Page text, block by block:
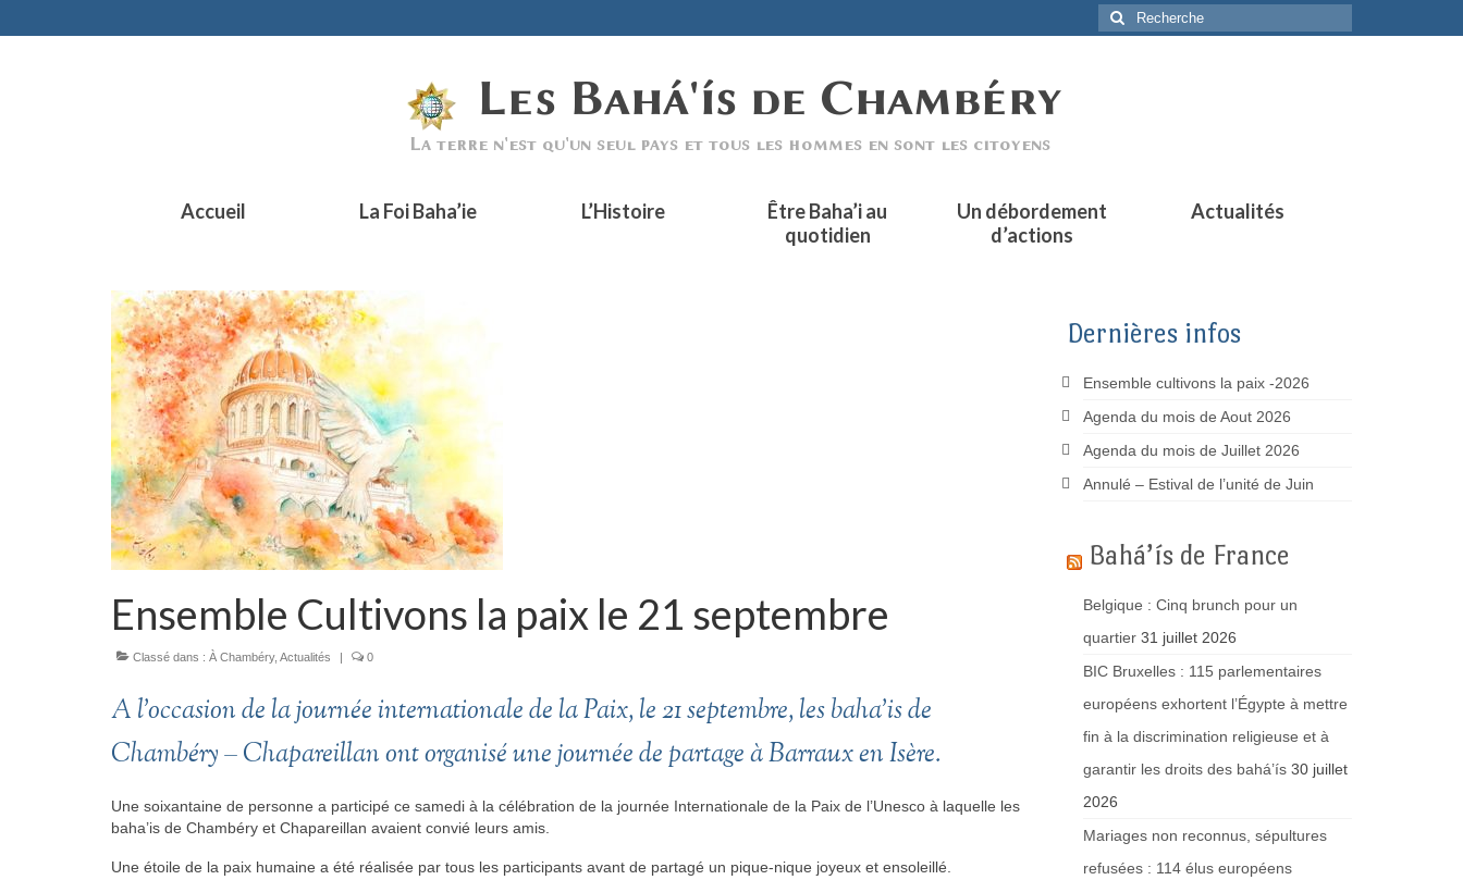
Rechercher
:
Accueil La Foi Baha’ie L’Histoire
Être Baha’i au
quotidien
Un débordement
d’actions
Actualités
Ensemble Cultivons la paix le 21 septembre
Classé dans : À Chambéry, Actualités | 0
A l’occasion de la journée internationale de la Paix, le 21 septembre, les baha’is de
Chambéry – Chapareillan ont organisé une journée de partage à Barraux en Isère.
Une soixantaine de personne a participé ce samedi à la célébration de la journée Internationale de la Paix de l’Unesco à laquelle les
baha’is de Chambéry et Chapareillan avaient convié leurs amis.
Une étoile de la paix humaine a été réalisée par tous les participants avant de partagé un pique-nique joyeux et ensoleillé.
Dernières infos
Ensemble cultivons la paix -2026
Agenda du mois de Aout 2026
Agenda du mois de Juillet 2026
Annulé – Estival de l’unité de Juin
Bahá’ís de France
Belgique : Cinq brunch pour un
quartier 31 juillet 2026
BIC Bruxelles : 115 parlementaires
européens exhortent l’Égypte à mettre
fin à la discrimination religieuse et à
garantir les droits des bahá’ís 30 juillet
2026
Mariages non reconnus, sépultures
refusées : 114 élus européens